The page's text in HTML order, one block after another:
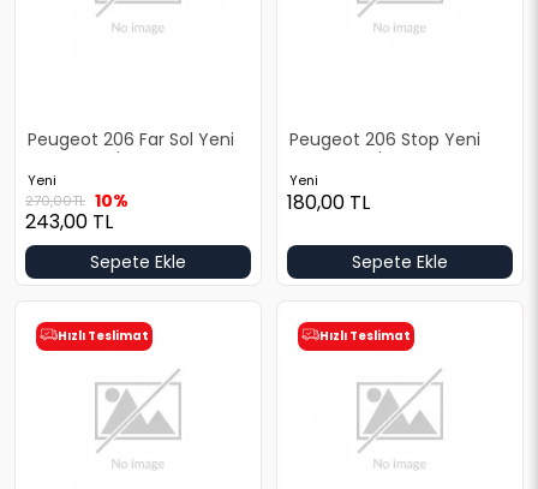
Peugeot 206 Far Sol Yeni
Yan Sanayi
Yeni
270,00TL 10%
243,00 TL
Sepete Ekle
Peugeot 206 Stop Yeni
Yan Sanayi
Yeni
180,00 TL
Sepete Ekle
Hızlı Teslimat Hızlı Teslimat